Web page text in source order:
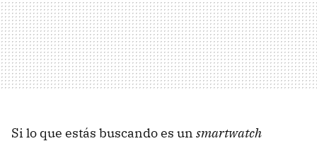
Si lo que estás buscando es un smartwatch